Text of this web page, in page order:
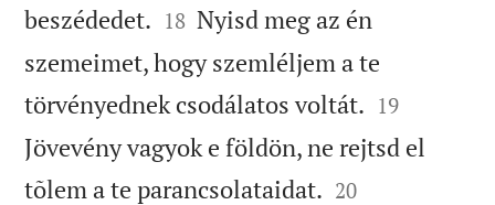
beszédedet. 

18 Nyisd meg az én
szemeimet, hogy szemléljem a te
törvényednek csodálatos voltát. 

19
Jövevény vagyok e földön, ne rejtsd el
tõlem a te parancsolataidat. 

20